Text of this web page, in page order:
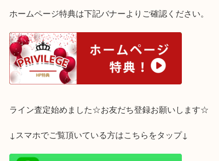
西宮市のお客様からエルメスのカードケースを買取
ただきました！